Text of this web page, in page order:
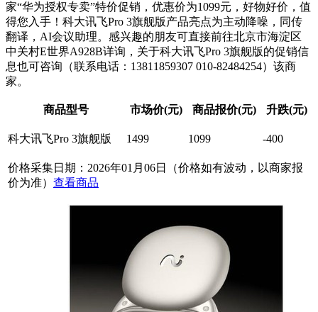
家“华为授权专卖”特价促销，优惠价为1099元，好物好价，值
得您入手！科大讯飞Pro 3旗舰版产品亮点为主动降噪，同传
翻译，AI会议助理。感兴趣的朋友可直接前往北京市海淀区
中关村E世界A928B详询，关于科大讯飞Pro 3旗舰版的促销信
息也可咨询（联系电话：13811859307 010-82484254）该商
家。
商品型号 市场价(元) 商品报价(元) 升跌(元)
科大讯飞Pro 3旗舰版 1499 1099 -400
价格采集日期：2026年01月06日（价格如有波动，以商家报
价为准） 查看商品